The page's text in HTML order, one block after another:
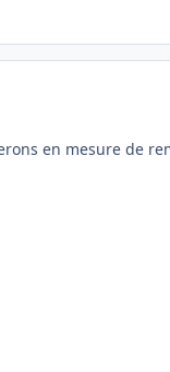
en mesure de